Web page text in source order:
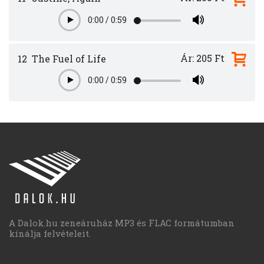
Play0:00 /0:59
12 The Fuel of Life
Play0:00 /0:59
Ár: 205 Ft
A Dalok.hu zeneáruház MP3 és FLAC formátumban
kínálja felvételeit.